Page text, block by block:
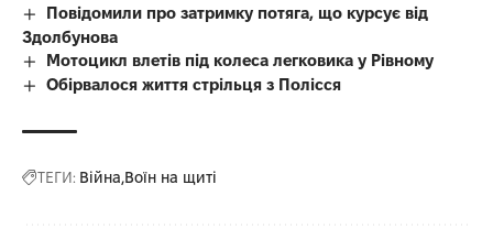
Повідомили про затримку потяга, що курсує від
Здолбунова
Мотоцикл влетів під колеса легковика у Рівному
Обірвалося життя стрільця з Полісся
ТЕГИ: Війна Воїн на щиті